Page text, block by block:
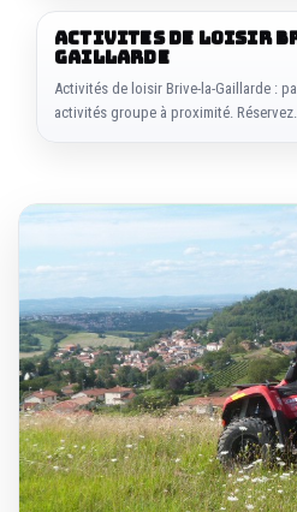
ACTIVITES DE LOISIR
GAILLARDE
Activités de loisir Brive-la-Gaillarde :
activités groupe à proximité. Réservez.